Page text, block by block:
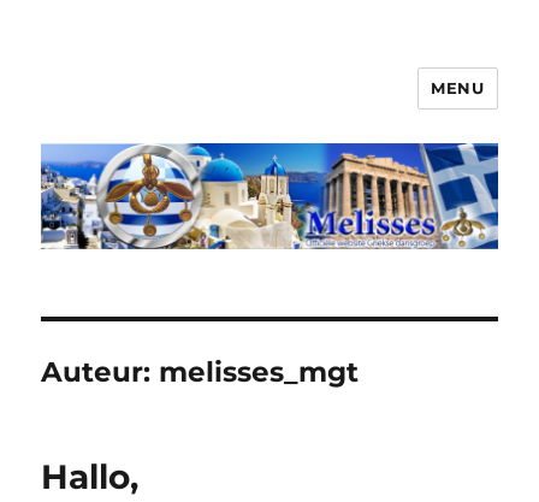
MENU
Auteur: melisses_mgt
Hallo,